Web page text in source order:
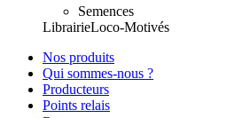
Semences
LibrairieLoco-Motivés
Nos produits
Qui sommes-nous ?
Producteurs
Points relais